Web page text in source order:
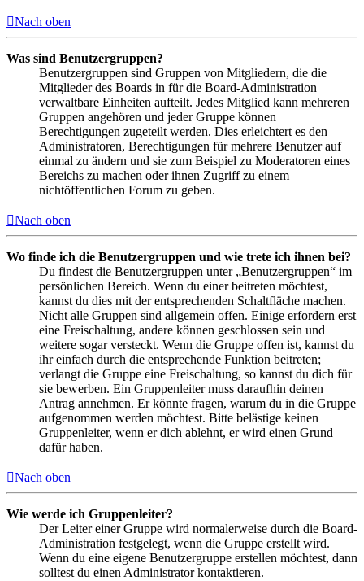
Nach oben
Was sind Benutzergruppen?
Benutzergruppen sind Gruppen von Mitgliedern, die die
Mitglieder des Boards in für die Board-Administration
verwaltbare Einheiten aufteilt. Jedes Mitglied kann mehreren
Gruppen angehören und jeder Gruppe können
Berechtigungen zugeteilt werden. Dies erleichtert es den
Administratoren, Berechtigungen für mehrere Benutzer auf
einmal zu ändern und sie zum Beispiel zu Moderatoren eines
Bereichs zu machen oder ihnen Zugriff zu einem
nichtöffentlichen Forum zu geben.
Nach oben
Wo finde ich die Benutzergruppen und wie trete ich ihnen bei?
Du findest die Benutzergruppen unter „Benutzergruppen“ im
persönlichen Bereich. Wenn du einer beitreten möchtest,
kannst du dies mit der entsprechenden Schaltfläche machen.
Nicht alle Gruppen sind allgemein offen. Einige erfordern erst
eine Freischaltung, andere können geschlossen sein und
weitere sogar versteckt. Wenn die Gruppe offen ist, kannst du
ihr einfach durch die entsprechende Funktion beitreten;
verlangt die Gruppe eine Freischaltung, so kannst du dich für
sie bewerben. Ein Gruppenleiter muss daraufhin deinen
Antrag annehmen. Er könnte fragen, warum du in die Gruppe
aufgenommen werden möchtest. Bitte belästige keinen
Gruppenleiter, wenn er dich ablehnt, er wird einen Grund
dafür haben.
Nach oben
Wie werde ich Gruppenleiter?
Der Leiter einer Gruppe wird normalerweise durch die Board-
Administration festgelegt, wenn die Gruppe erstellt wird.
Wenn du eine eigene Benutzergruppe erstellen möchtest, dann
solltest du einen Administrator kontaktieren.